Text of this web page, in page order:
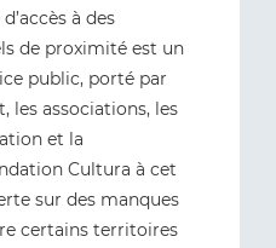
à des
de proximité est un
public, porté par
les associations, les
et la
Cultura à cet
sur des manques
certains territoires